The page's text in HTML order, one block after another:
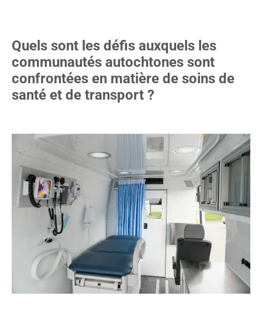
Quels sont les défis auxquels les
communautés autochtones sont
confrontées en matière de soins de
santé et de transport ?